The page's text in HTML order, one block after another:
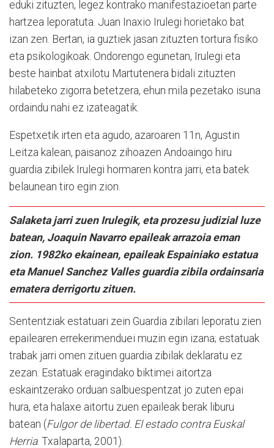
eduki zituzten, legez kontrako manifestazioetan parte
hartzea leporatuta. Juan Inaxio Irulegi horietako bat
izan zen. Bertan, ia guztiek jasan zituzten tortura fisiko
eta psikologikoak. Ondorengo egunetan, Irulegi eta
beste hainbat atxilotu Martutenera bidali zituzten
hilabeteko zigorra betetzera, ehun mila pezetako isuna
ordaindu nahi ez izateagatik.
Espetxetik irten eta agudo, azaroaren 11n, Agustin
Leitza kalean, paisanoz zihoazen Andoaingo hiru
guardia zibilek Irulegi hormaren kontra jarri, eta batek
belaunean tiro egin zion.
Salaketa jarri zuen Irulegik, eta prozesu judizial luze
batean, Joaquin Navarro epaileak arrazoia eman
zion. 1982ko ekainean, epaileak Espainiako estatua
eta Manuel Sanchez Valles guardia zibila ordainsaria
ematera derrigortu zituen.
Sententziak estatuari zein Guardia zibilari leporatu zien
epailearen errekerimenduei muzin egin izana; estatuak
trabak jarri omen zituen guardia zibilak deklaratu ez
zezan. Estatuak eragindako biktimei aitortza
eskaintzerako orduan salbuespentzat jo zuten epai
hura, eta halaxe aitortu zuen epaileak berak liburu
batean (Fulgor de libertad. El estado contra Euskal
Herria. Txalaparta, 2001).